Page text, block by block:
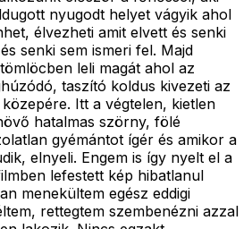
nyugodt helyet vágyik ahol
élvezheti amit elvett és senki
senki sem ismeri fel. Majd
leli magát ahol az
taszító koldus kivezeti az
közepére. Itt a végtelen, kietlen
hatalmas szörny, fölé
gyémántot ígér és amikor a
elnyeli. Engem is így nyelt el a
lefestett kép hibatlanul
menekültem egész eddigi
rettegtem szembenézni azzal